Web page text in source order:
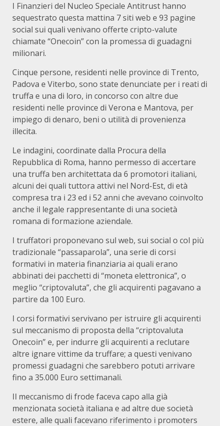
I Finanzieri del Nucleo Speciale Antitrust hanno
sequestrato questa mattina 7 siti web e 93 pagine
social sui quali venivano offerte cripto-valute
chiamate “Onecoin” con la promessa di guadagni
milionari.
Cinque persone, residenti nelle province di Trento,
Padova e Viterbo, sono state denunciate per i reati di
truffa e una di loro, in concorso con altre due
residenti nelle province di Verona e Mantova, per
impiego di denaro, beni o utilità di provenienza
illecita.
Le indagini, coordinate dalla Procura della
Repubblica di Roma, hanno permesso di accertare
una truffa ben architettata da 6 promotori italiani,
alcuni dei quali tuttora attivi nel Nord-Est, di età
compresa tra i 23 ed i 52 anni che avevano coinvolto
anche il legale rappresentante di una società
romana di formazione aziendale.
I truffatori proponevano sul web, sui social o col più
tradizionale “passaparola”, una serie di corsi
formativi in materia finanziaria ai quali erano
abbinati dei pacchetti di “moneta elettronica”, o
meglio “criptovaluta”, che gli acquirenti pagavano a
partire da 100 Euro.
I corsi formativi servivano per istruire gli acquirenti
sul meccanismo di proposta della “criptovaluta
Onecoin” e, per indurre gli acquirenti a reclutare
altre ignare vittime da truffare; a questi venivano
promessi guadagni che sarebbero potuti arrivare
fino a 35.000 Euro settimanali.
Il meccanismo di frode faceva capo alla già
menzionata società italiana e ad altre due società
estere, alle quali facevano riferimento i promoters